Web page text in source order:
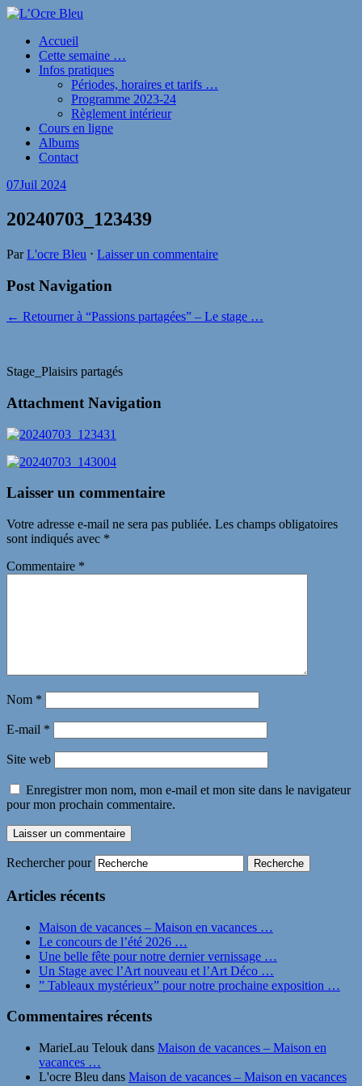
Accueil
Cette semaine …
Infos pratiques
Périodes, horaires et tarifs …
Programme 2023-24
Règlement intérieur
Cours en ligne
Albums
Contact
07Juil 2024
20240703_123439
ParL'ocre Bleu ⋅ Laisser un commentaire
Post Navigation
← Retourner à “Passions partagées” – Le stage …
Stage_Plaisirs partagés
Attachment Navigation
Laisser un commentaire
Votre adresse e-mail ne sera pas publiée. Les champs obligatoires
sont indiqués avec *
Commentaire *
Nom *
E-mail *
Site web
Enregistrer mon nom, mon e-mail et mon site dans le navigateur
pour mon prochain commentaire.
Rechercher pour
Articles récents
Maison de vacances – Maison en vacances …
Le concours de l’été 2026 …
Une belle fête pour notre dernier vernissage …
Un Stage avec l’Art nouveau et l’Art Déco …
” Tableaux mystérieux” pour notre prochaine exposition …
Commentaires récents
MarieLau Telouk dans Maison de vacances – Maison en
vacances …
L'ocre Bleu dans Maison de vacances – Maison en vacances